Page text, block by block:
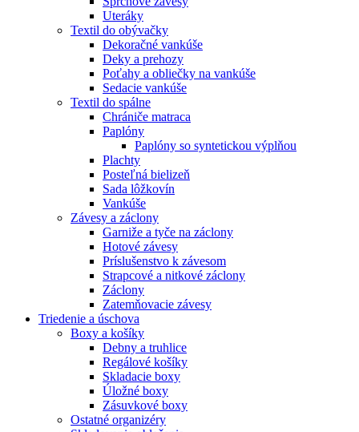
Uteráky
Textil do obývačky
Dekoračné vankúše
Deky a prehozy
Poťahy a obliečky na vankúše
Sedacie vankúše
Textil do spálne
Chrániče matraca
Paplóny
Paplóny so syntetickou výplňou
Plachty
Posteľná bielizeň
Sada lôžkovín
Vankúše
Závesy a záclony
Garniže a tyče na záclony
Hotové závesy
Príslušenstvo k závesom
Strapcové a nitkové záclony
Záclony
Zatemňovacie závesy
Triedenie a úschova
Boxy a košíky
Debny a truhlice
Regálové košíky
Skladacie boxy
Úložné boxy
Zásuvkové boxy
Ostatné organizéry